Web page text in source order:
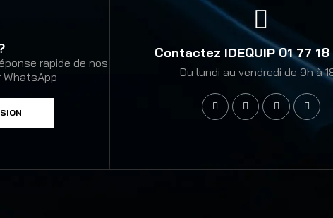
rapide de nos
Contactez IDEQUIP 01 77
Du lundi au vendredi de 9h à